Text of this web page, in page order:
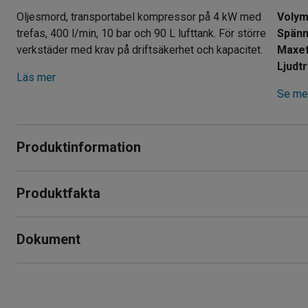
Oljesmord, transportabel kompressor på 4 kW med
trefas, 400 l/min, 10 bar och 90 L lufttank. För större
verkstäder med krav på driftsäkerhet och kapacitet.
Läs mer
Volym
Se
Produktinformation
kapacitet. Kompressorn har tvåcylindriga kompressorblock
Den är försedd med ett praktiskt bygelhandtag och
Kompressorn har tryckströmbrytare, manometer, regulator,
Produktfakta
Spänning: 400
Dokument